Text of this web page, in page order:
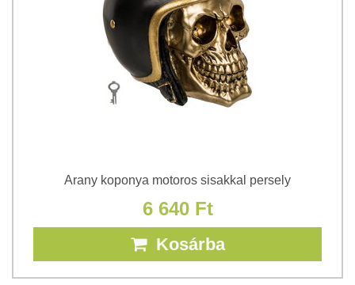
Arany koponya motoros sisakkal persely
6 640 Ft
Kosárba